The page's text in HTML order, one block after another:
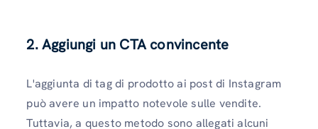
2. Aggiungi un CTA convincente
L'aggiunta di tag di prodotto ai post di Instagram
può avere un impatto notevole sulle vendite.
Tuttavia, a questo metodo sono allegati alcuni